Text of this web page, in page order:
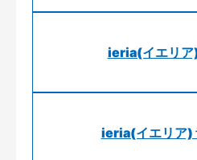
ieria(イエリア
ieria(イエリア)